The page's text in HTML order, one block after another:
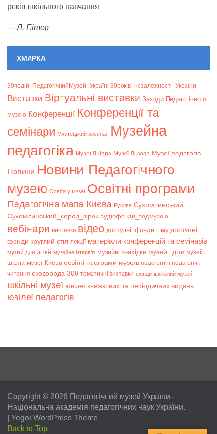
років шкільного навчання
—Л. Пітер
ХМАРКА
30подій_ПедагогічнийМузей_Україні 30років_незалежності_України
Bиставки Віртуальні виставки Заходи Педагогічного
музею Конференції Конференції та
семінари Мистецький арсенал Музейна
педагогіка Музеї Дніпра Музеї Львова Музеї педагогів
Новини Новини Педагогічного
музею Освіта у музеї Освітні програми
Педагогічна мапа Києва Русова Сухомлинський
Сухомлинський_серед_зірок аудіофонди_педмузею
вебінари виставка відео доступні_фонди_пму доступні
фонди круглий стіл лекції матеріали конференцій та семінарів
музей для дітей музейне інтерв’ю музейні знахідки музей і діти музей і
школа музеї Києва освітні програми музеїв педагогині педагогічні
читання сковорода 300 тематичні виставки фонди шкільний музей
шкільні музеї ювілеї книжкових та періодичних видань
ювілеї педагогів
Copyright © 2026 Педагогічний музей України -
Національна академія педагогічних наук України.
Yegor WordPress Theme
Back to Top